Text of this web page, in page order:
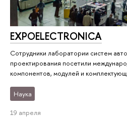
EXPOELECTRONICA
Сотрудники лаборатории систем
проектирования посетили
компонентов, модулей и
Наука
19 апреля